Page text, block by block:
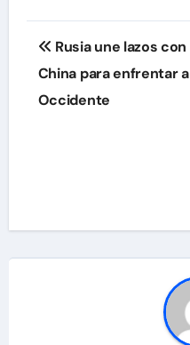
Navegación
de
entradas
Rusia une lazos con
China para enfrentar a
Occidente